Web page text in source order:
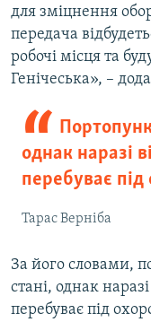
для зміцнення
передача
робочі місця та
Генічеська», –
однак наразі
перебуває
Тарас Верніба
За його словами,
стані, однак
перебуває під